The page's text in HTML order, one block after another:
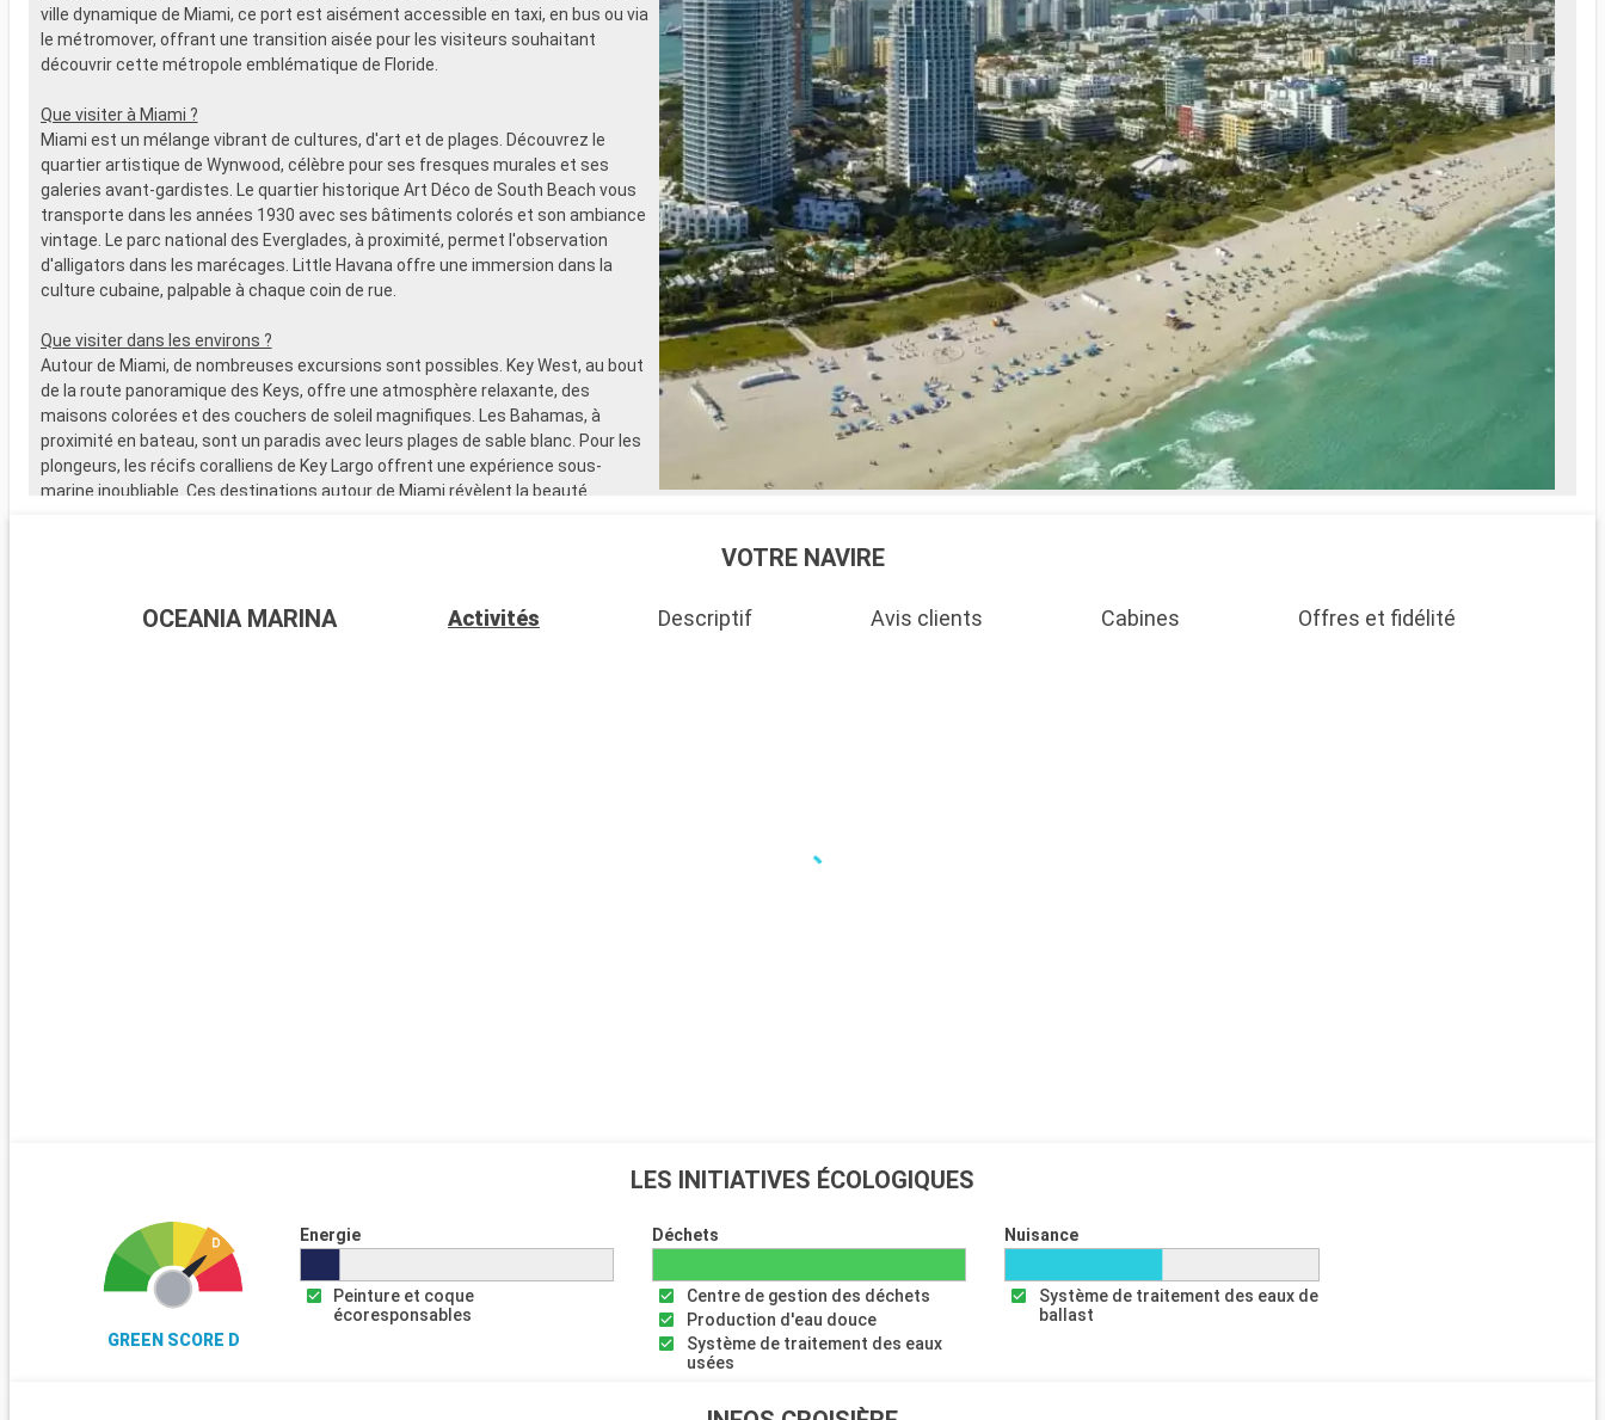
ville dynamique de Miami, ce port est aisément accessible en taxi, en bus ou via
le métromover, offrant une transition aisée pour les visiteurs souhaitant
découvrir cette métropole emblématique de Floride.
Que visiter à Miami ?
Miami est un mélange vibrant de cultures, d'art et de plages. Découvrez le
quartier artistique de Wynwood, célèbre pour ses fresques murales et ses
galeries avant-gardistes. Le quartier historique Art Déco de South Beach vous
transporte dans les années 1930 avec ses bâtiments colorés et son ambiance
vintage. Le parc national des Everglades, à proximité, permet l'observation
d'alligators dans les marécages. Little Havana offre une immersion dans la
culture cubaine, palpable à chaque coin de rue.
Que visiter dans les environs ?
Autour de Miami, de nombreuses excursions sont possibles. Key West, au bout
de la route panoramique des Keys, offre une atmosphère relaxante, des
maisons colorées et des couchers de soleil magnifiques. Les Bahamas, à
proximité en bateau, sont un paradis avec leurs plages de sable blanc. Pour les
plongeurs, les récifs coralliens de Key Largo offrent une expérience sous-
marine inoubliable. Ces destinations autour de Miami révèlent la beauté
VOTRE NAVIRE
OCEANIA MARINA Activités Descriptif Avis clients Cabines Offres et fidélité
LES INITIATIVES ÉCOLOGIQUES
GREEN SCORE D
Energie
Peinture et coque
écoresponsables
Déchets
Centre de gestion des déchets
Production d'eau douce
Système de traitement des eaux
usées
Nuisance
Système de traitement des eaux de
ballast